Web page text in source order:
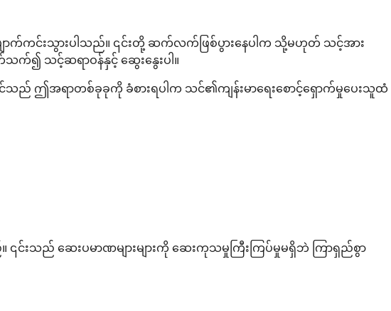
ာက်ကင်းသွားပါသည်။ ၎င်းတို့ ဆက်လက်ဖြစ်ပွားနေပါက သို့မဟုတ် သင့်အား
၍ သင့်ဆရာဝန်နှင့် ဆွေးနွေးပါ။
င်သည် ဤအရာတစ်ခုခုကို ခံစားရပါက သင်၏ကျန်းမာရေးစောင့်ရှောက်မှုပေးသူထံ
၎င်းသည် ဆေးပမာဏများများကို ဆေးကုသမှုကြီးကြပ်မှုမရှိဘဲ ကြာရှည်စွာ